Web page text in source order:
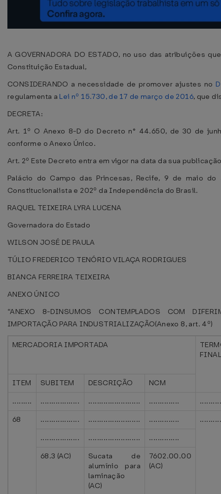
A GOVERNADORA DO ESTADO, no uso das atribuições
Constituição Estadual,
CONSIDERANDO a necessidade de promover ajustes no
regulamenta a Lei nº 15.730, de 17 de março de 2016, que
DECRETA:
Art. 1º O Anexo 8-D do Decreto n° 44.650, de 30 de
conforme o Anexo Único.
Art. 2º Este Decreto entra em vigor na data da sua
Palácio do Campo das Princesas, Recife, 9 de maio
Constitucionalista e 202º da Independência do Brasil.
RAQUEL TEIXEIRA LYRA LUCENA
Governadora do Estado
WILSON JOSÉ DE PAULA
TÚLIO FREDERICO TENÓRIO VILAÇA RODRIGUES
BIANCA FERREIRA TEIXEIRA
ANEXO ÚNICO
“ANEXO 8-DINSUMOS CONTEMPLADOS COM
IMPORTAÇÃO PARA INDUSTRIALIZAÇÃO(Anexo 8, art. 4º)
MERCADORIA IMPORTADA
FINAL
ITEM SUBITEM DESCRIÇÃO
NCM
.........
.................. ........................ ..............
68
.................. ........................ ..............
..................
........................
..............
68.3 (AC)
Sucata de
alumínio para
laminação
(AC)
7602.00.00
(AC)